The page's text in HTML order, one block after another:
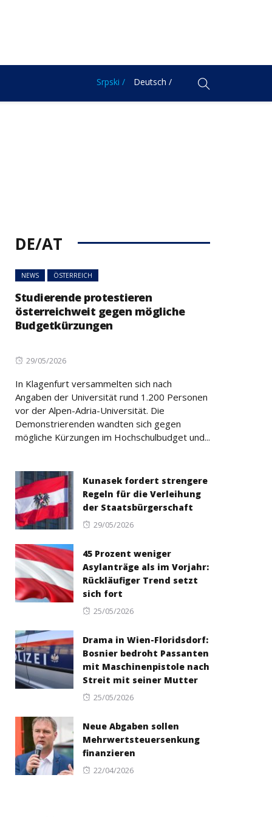
Srpski / Deutsch /
DE/AT
NEWS ÖSTERREICH
Studierende protestieren
österreichweit gegen mögliche
Budgetkürzungen
Posted
29/05/2026
In Klagenfurt versammelten sich nach
Angaben der Universität rund 1.200 Personen
vor der Alpen-Adria-Universität. Die
Demonstrierenden wandten sich gegen
mögliche Kürzungen im Hochschulbudget und...
Kunasek fordert strengere
Regeln für die Verleihung
der Staatsbürgerschaft
Posted
29/05/2026
45 Prozent weniger
Asylanträge als im Vorjahr:
Rückläufiger Trend setzt
sich fort
Posted
25/05/2026
Drama in Wien-Floridsdorf:
Bosnier bedroht Passanten
mit Maschinenpistole nach
Streit mit seiner Mutter
Posted
25/05/2026
Neue Abgaben sollen
Mehrwertsteuersenkung
finanzieren
Posted
22/04/2026